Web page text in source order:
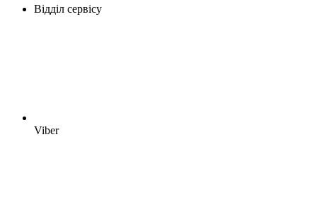
Відділ сервісу
Viber